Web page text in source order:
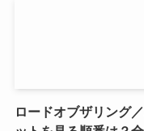
ロードオブザリング